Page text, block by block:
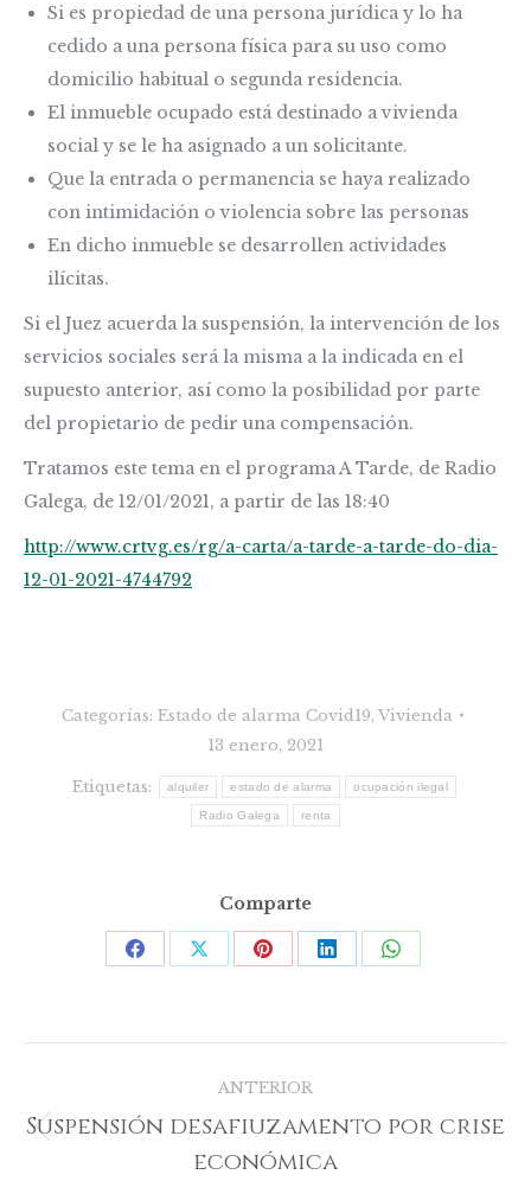
Si es propiedad de una persona jurídica y lo ha
cedido a una persona física para su uso como
domicilio habitual o segunda residencia.
El inmueble ocupado está destinado a vivienda
social y se le ha asignado a un solicitante.
Que la entrada o permanencia se haya realizado
con intimidación o violencia sobre las personas
En dicho inmueble se desarrollen actividades
ilícitas.
Si el Juez acuerda la suspensión, la intervención de los
servicios sociales será la misma a la indicada en el
supuesto anterior, así como la posibilidad por parte
del propietario de pedir una compensación.
Tratamos este tema en el programa A Tarde, de Radio
Galega, de 12/01/2021, a partir de las 18:40
http://www.crtvg.es/rg/a-carta/a-tarde-a-tarde-do-dia-
12-01-2021-4744792
Categorías: Estado de alarma Covid19, Vivienda
13 enero, 2021
Etiquetas: alquiler estado de alarma ocupación ilegal
Radio Galega renta
Comparte
ShareShareShareShareShare
Navegación
entre
publicaciones
ANTERIOR
Publicación
anterior:
Suspensión desafiuzamento por crise
económica